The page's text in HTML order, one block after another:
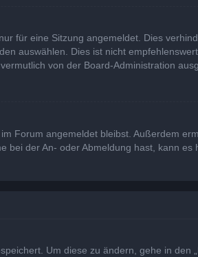
für eine Sitzung angemeldet. Dies
auswählen. Dies ist nicht
von der Board-Administration
Forum angemeldet bleibst. Außerdem
bei der An- oder Abmeldung hast, kann es
Um diese zu ändern, gehe in den